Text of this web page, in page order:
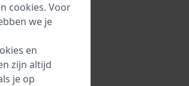
cookies. Voor
we je
en
zijn altijd
je op